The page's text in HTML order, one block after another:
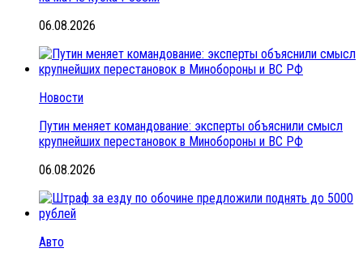
06.08.2026
Новости
Путин меняет командование: эксперты объяснили смысл
крупнейших перестановок в Минобороны и ВС РФ
06.08.2026
Авто